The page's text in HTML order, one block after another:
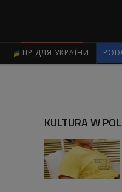
ПР ДЛЯ УКРАЇНИ
KULTURA W